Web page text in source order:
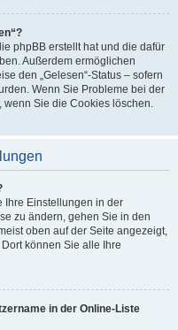
phpBB erstellt hat und die dafür
Außerdem ermöglichen
den „Gelesen“-Status – sofern
Wenn Sie Probleme bei der
wenn Sie die Cookies löschen.
Ihre Einstellungen in der
zu ändern, gehen Sie in den
oben auf der Seite angezeigt,
können Sie alle Ihre
in der Online-Liste